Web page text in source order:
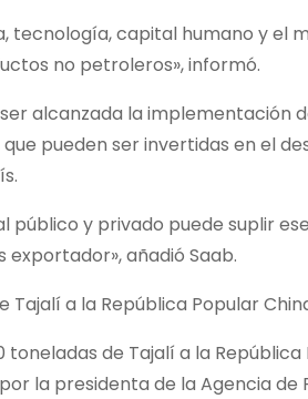
tecnología, capital humano y el
no petroleros», informó.
alcanzada la
que pueden ser invertidas en el
público y privado puede suplir
añadió Saab.
Tajalí a la República Popular
de Tajalí a la
la presidenta de la Agencia de